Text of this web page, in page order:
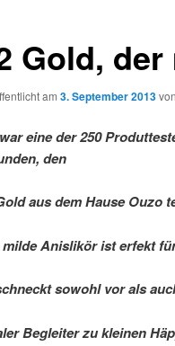
Gold,
am 3. September 2013von
eine der 250
den
aus dem Hause Ouzo
Anislikör ist erfekt
sowohl vor als
Begleiter zu kleinen